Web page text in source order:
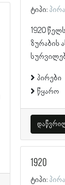
ტიპი:
1920
ზურაბის
პირები
წყარო
1920
ტიპი: